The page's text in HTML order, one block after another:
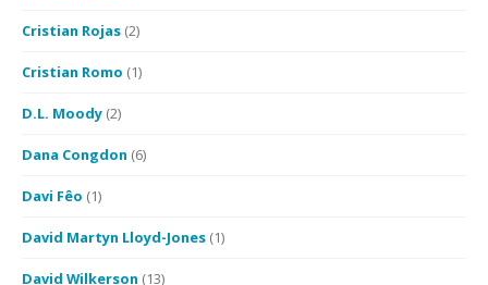
Cristian Rojas (2)
Cristian Romo (1)
D.L. Moody (2)
Dana Congdon (6)
Davi Fêo (1)
David Martyn Lloyd-Jones (1)
David Wilkerson (13)